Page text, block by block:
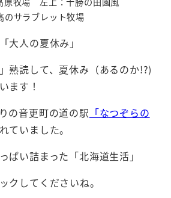
サラブレット牧場
大人の夏休み」
熟読して、夏休み（あるのか!?)
ます！
の音更町の道の駅 「なつぞらの
ていました。
ぱい詰まった「北海道生活」
クしてくださいね。